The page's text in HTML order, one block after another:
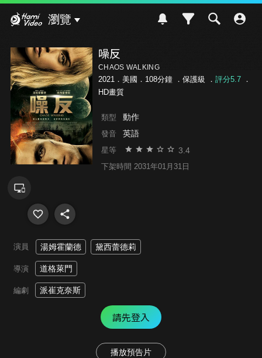
瀏覽
噪反
CHAOS WALKING
2021．美國．108分鐘 ． 保護級 ． 評分5.7．
HD畫質
類型 動作
發音 英語
星等 3.4
下架時間 2031年01月31日
演員 湯姆霍蘭德 黛西蕾德莉
導演 道格萊門
編劇 派崔克奈斯
請先登入
播放預告片